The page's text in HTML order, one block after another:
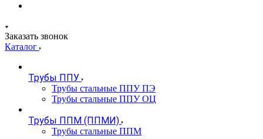
Заказать звонок
Каталог
Трубы ППУ
Трубы стальные ППУ ПЭ
Трубы стальные ППУ ОЦ
Трубы ППМ (ППМИ)
Трубы стальные ППМ